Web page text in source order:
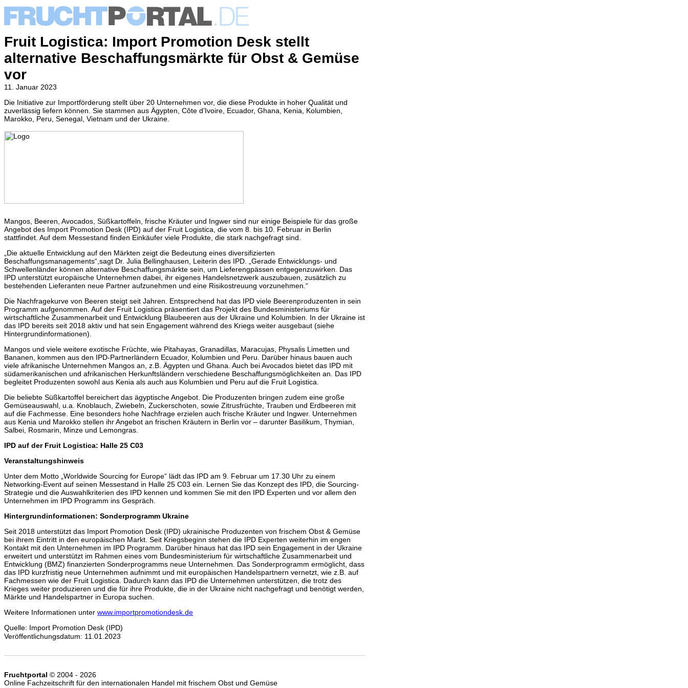
Fruit Logistica: Import Promotion Desk stellt
alternative Beschaffungsmärkte für Obst & Gemüse
vor
11. Januar 2023
Die Initiative zur Importförderung stellt über 20 Unternehmen vor, die diese Produkte in hoher Qualität und
zuverlässig liefern können. Sie stammen aus Ägypten, Côte d’Ivoire, Ecuador, Ghana, Kenia, Kolumbien,
Marokko , Peru, Senegal, Vietnam und der Ukraine.
Mangos, Beeren, Avocados, Süßkartoffeln, frische Kräuter und Ingwer sind nur einige Beispiele für das große
Angebot des Import Promotion Desk (IPD) auf der Fruit Logistica, die vom 8. bis 10. Februar in Berlin
stattfindet. Auf dem Messestand finden Einkäufer viele Produkte, die stark nachgefragt sind.
„Die aktuelle Entwicklung auf den Märkten zeigt die Bedeutung eines diversifizierten
Beschaffungsmanagements“,sagt Dr. Julia Bellinghausen, Leiterin des IPD. „Gerade Entwicklungs- und
Schwellenländer können alternative Beschaffungsmärkte sein, um Lieferengpässen entgegenzuwirken. Das
IPD unterstützt europäische Unternehmen dabei, ihr eigenes Handelsnetzwerk auszubauen, zusätzlich zu
bestehenden Lieferanten neue Partner aufzunehmen und eine Risikostreuung vorzunehmen.“
Die Nachfragekurve von Beeren steigt seit Jahren. Entsprechend hat das IPD viele Beerenproduzenten in sein
Programm aufgenommen. Auf der Fruit Logistica präsentiert das Projekt des Bundesministeriums für
wirtschaftliche Zusammenarbeit und Entwicklung Blaubeeren aus der Ukraine und Kolumbien. In der Ukraine ist
das IPD bereits seit 2018 aktiv und hat sein Engagement während des Kriegs weiter ausgebaut (siehe
Hintergrundinformationen).
Mangos und viele weitere exotische Früchte, wie Pitahayas, Granadillas, Maracujas, Physalis Limetten und
Bananen, kommen aus den IPD-Partnerländern Ecuador, Kolumbien und Peru. Darüber hinaus bauen auch
viele afrikanische Unternehmen Mangos an, z.B. Ägypten und Ghana. Auch bei Avocados bietet das IPD mit
südamerikanischen und afrikanischen Herkunftsländern verschiedene Beschaffungsmöglichkeiten an. Das IPD
begleitet Produzenten sowohl aus Kenia als auch aus Kolumbien und Peru auf die Fruit Logistica.
Die beliebte Süßkartoffel bereichert das ägyptische Angebot. Die Produzenten bringen zudem eine große
Gemüseauswahl, u.a. Knoblauch, Zwiebeln, Zuckerschoten, sowie Zitrusfrüchte, Trauben und Erdbeeren mit
auf die Fachmesse. Eine besonders hohe Nachfrage erzielen auch frische Kräuter und Ingwer. Unternehmen
aus Kenia und Marokko stellen ihr Angebot an frischen Kräutern in Berlin vor – darunter Basilikum, Thymian,
Salbei, Rosmarin, Minze und Lemongras.
IPD auf der Fruit Logistica: Halle 25 C03
Veranstaltungshinweis
Unter dem Motto „Worldwide Sourcing for Europe“ lädt das IPD am 9. Februar um 17.30 Uhr zu einem
Networking-Event auf seinen Messestand in Halle 25 C03 ein. Lernen Sie das Konzept des IPD, die Sourcing-
Strategie und die Auswahlkriterien des IPD kennen und kommen Sie mit den IPD Experten und vor allem den
Unternehmen im IPD Programm ins Gespräch.
Hintergrundinformationen: Sonderprogramm Ukraine
Seit 2018 unterstützt das Import Promotion Desk (IPD) ukrainische Produzenten von frischem Obst & Gemüse
bei ihrem Eintritt in den europäischen Markt. Seit Kriegsbeginn stehen die IPD Experten weiterhin im engen
Kontakt mit den Unternehmen im IPD Programm. Darüber hinaus hat das IPD sein Engagement in der Ukraine
erweitert und unterstützt im Rahmen eines vom Bundesministerium für wirtschaftliche Zusammenarbeit und
Entwicklung (BMZ) finanzierten Sonderprogramms neue Unternehmen. Das Sonderprogramm ermöglicht, dass
das IPD kurzfristig neue Unternehmen aufnimmt und mit europäischen Handelspartnern vernetzt, wie z.B. auf
Fachmessen wie der Fruit Logistica. Dadurch kann das IPD die Unternehmen unterstützen, die trotz des
Krieges weiter produzieren und die für ihre Produkte, die in der Ukraine nicht nachgefragt und benötigt werden,
Märkte und Handelspartner in Europa suchen.
Weitere Informationen unter www.importpromotiondesk.de
Quelle: Import Promotion Desk (IPD)
Veröffentlichungsdatum: 11.01.2023
Fruchtportal © 2004 - 2026
Online Fachzeitschrift für den internationalen Handel mit frischem Obst und Gemüse